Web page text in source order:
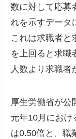
数に対して応募
れを示すデータ
これは求職者と
を上回ると求職
人数より求職者
厚生労働省が公
元年10月におけ
は0.50倍と、職